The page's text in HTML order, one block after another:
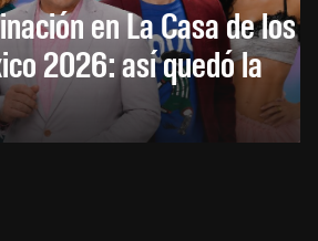
en La Casa de los
2026: así quedó la